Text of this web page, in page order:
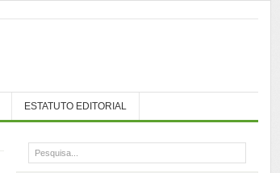
ESTATUTO EDITORIAL